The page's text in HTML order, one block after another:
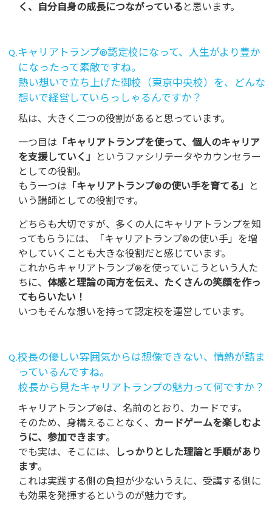
く、
自分自身の成長につながっている と思います。
Q.キャリアトランプ®認定校になって、人生がより豊か
になったって素敵ですね。
熱い想いで立ち上げた御校（東京中央校）を、どんな
想いで経営していらっしゃるんですか？
私は、大きく二つの役割があると思っています。
一つ目は 「キャリアトランプを使って、個人のキャリア
を支援していく」
というファシリテータやカウンセラー
としての役割。
もう一つは 「キャリアトランプ®の使い手を育てる」
と
いう講師としての役割です。
どちらも大切ですが、多くの人にキャリアトランプを知
ってもらうには、「キャリアトランプ®の使い手」を増
やしていくことも大きな役割だと感じています。
これからキャリアトランプ®を使っていこうという人た
ちに、 体感と理論の両方を伝え、たくさんの笑顔を作っ
てもらいたい！
いつもそんな想いを持って認定校を運営しています。
Q.校長の優しい雰囲気からは想像できない、情熱が詰ま
っているんですね。
校長から見たキャリアトランプの魅力って何ですか？
キャリアトランプ®は、名前のとおり、カードです。
そのため、身構えることなく、
カードゲームを楽しむよ
うに、参加できます。
でも実は、そこには、
しっかりとした理論と手順があり
ます。
これは実践する側の負担が少ないうえに、受講する側に
も効果を発揮するというのが魅力です。